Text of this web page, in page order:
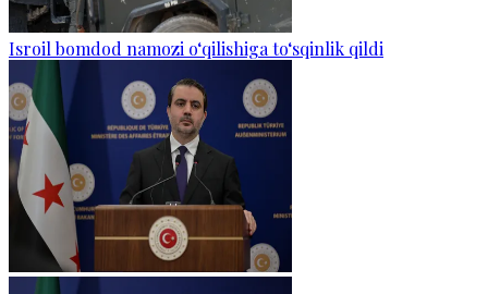
Isroil bomdod namozi o‘qilishiga to‘sqinlik qildi